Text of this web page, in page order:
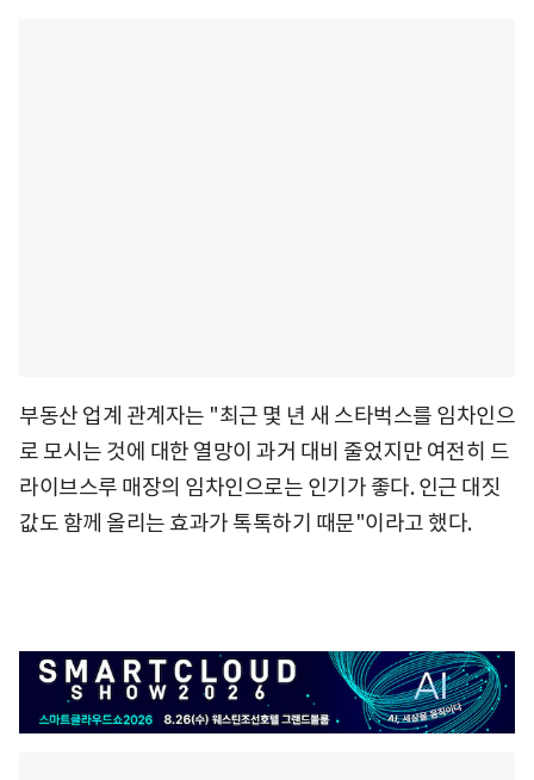
부동산 업계 관계자는 "최근 몇 년 새 스타벅스를 임차인으
로 모시는 것에 대한 열망이 과거 대비 줄었지만 여전히 드
라이브스루 매장의 임차인으로는 인기가 좋다. 인근 대짓
값도 함께 올리는 효과가 톡톡하기 때문"이라고 했다.